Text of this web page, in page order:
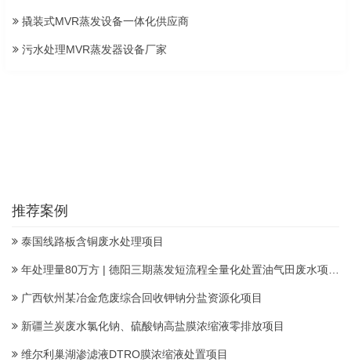
撬装式MVR蒸发设备一体化供应商
污水处理MVR蒸发器设备厂家
推荐案例
泰国线路板含铜废水处理项目
年处理量80万方 | 德阳三期蒸发短流程全量化处置油气田废水项目顺利投产
广西钦州某冶金危废综合回收钾钠分盐资源化项目
新疆兰炭废水氯化钠、硫酸钠高盐膜浓缩液零排放项目
维尔利巢湖渗滤液DTRO膜浓缩液处置项目